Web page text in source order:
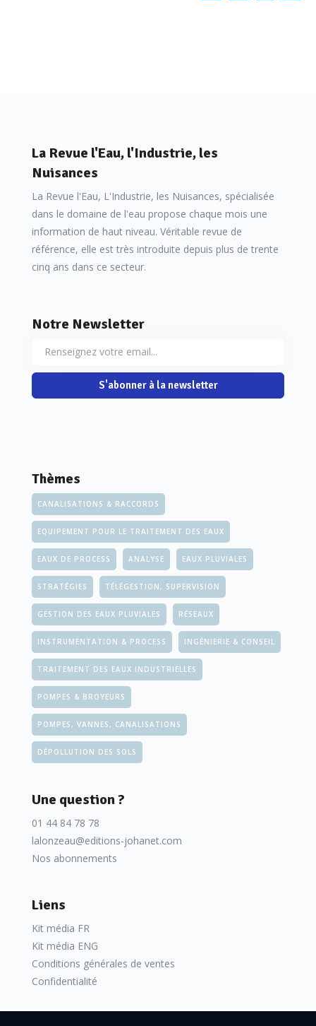
La Revue l'Eau, l'Industrie, les
Nuisances
La Revue l'Eau, L'Industrie, les Nuisances, spécialisée
dans le domaine de l'eau propose chaque mois une
information de haut niveau. Véritable revue de
référence, elle est très introduite depuis plus de trente
cinq ans dans ce secteur.
Notre Newsletter
S'abonner à la newsletter
Thèmes
CANALISATIONS & RACCORDS
EQUIPEMENT POUR LE TRAITEMENT DES EAUX
EAUX DE PROCESS ANALYSE EAUX PLUVIALES
STRATÉGIES TÉLÉGESTION, SUPERVISION
GESTION DES EAUX PLUVIALES RÉSEAUX
INSTRUMENTATION & PROCESS INGÉNIERIE & CONSEIL
TRAITEMENT DES EAUX INDUSTRIELLES
POMPES & BROYEURS
POMPES, VANNES, CANALISATIONS
DÉPOLLUTION DES SOLS
Une question ?
01 44 84 78 78
lalonzeau@editions-johanet.com
Nos abonnements
Liens
Kit média FR
Kit média ENG
Conditions générales de ventes
Confidentialité